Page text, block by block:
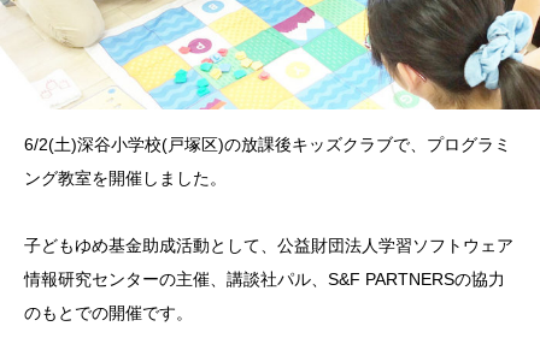
6/2(土)深谷小学校(戸塚区)の放課後キッズクラブで、プログラミ
ング教室を開催しました。
子どもゆめ基金助成活動として、公益財団法人学習ソフトウェア
情報研究センターの主催、講談社パル、S&F PARTNERSの協力
のもとでの開催です。